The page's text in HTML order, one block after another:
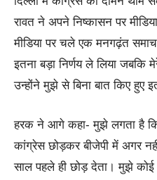
रावत ने अपने निष्कासन पर
मीडिया पर चले एक मनगढ़ंत
इतना बड़ा निर्णय ले लिया
उन्होंने मुझे से बिना बात किए हुए
हरक ने आगे कहा- मुझे लगता है कि
कांग्रेस छोड़कर बीजेपी में अगर
साल पहले ही छोड़ देता। मुझे